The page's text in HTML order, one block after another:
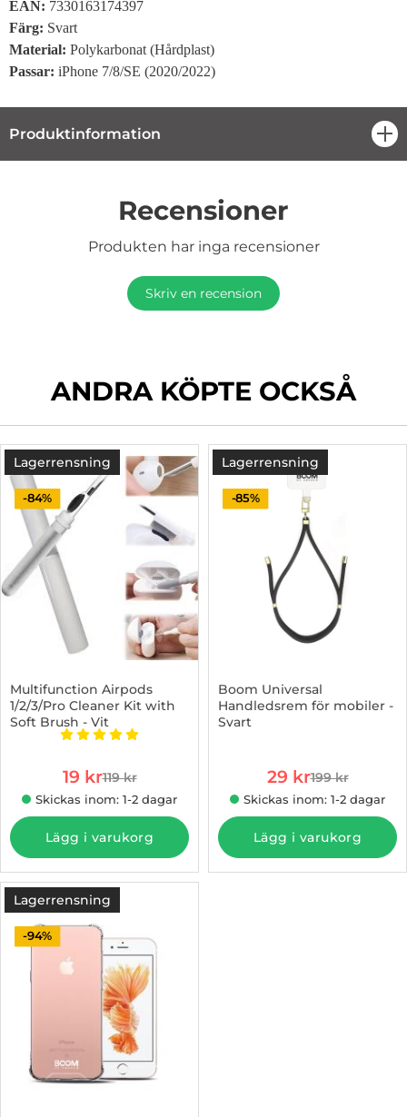
EAN: 7330163174397
Färg: Svart
Material: Polykarbonat (Hårdplast)
Passar: iPhone 7/8/SE (2020/2022)
Produktinformation
Recensioner
Produkten har inga recensioner
Skriv en recension
ANDRA KÖPTE OCKSÅ
Lagerrensning
-84%
Multifunction Airpods
1/2/3/Pro Cleaner Kit with
Soft Brush - Vit
Art. nr 1002894096Betyg: 5 stjärnor av 5
rea pris
19 krtidigare pris
119 kr
Skickas inom: 1-2 dagar
Lägg i varukorg
Lagerrensning
-85%
Boom Universal
Handledsrem för mobiler -
Svart
rea pris
29 krtidigare pris
199 kr
Skickas inom: 1-2 dagar
Lägg i varukorg
Lagerrensning
-94%